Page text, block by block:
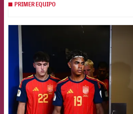
PRIMER EQUIPO
FCB